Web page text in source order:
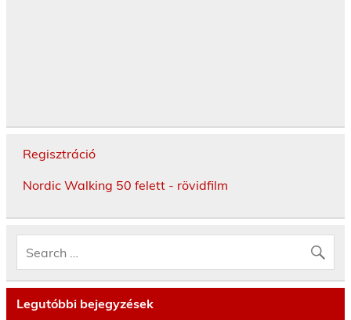
Regisztráció
Nordic Walking 50 felett - rövidfilm
Legutóbbi bejegyzések